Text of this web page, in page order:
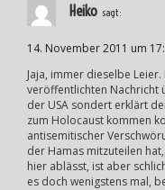
Heiko sagt:
14. November 2011 um
Jaja, immer dieselbe
veröffentlichten Nachricht
der USA sondert erklärt
zum Holocaust kommen
antisemitischer
der Hamas mitzuteilen
hier ablässt, ist aber
es doch wenigstens mal,